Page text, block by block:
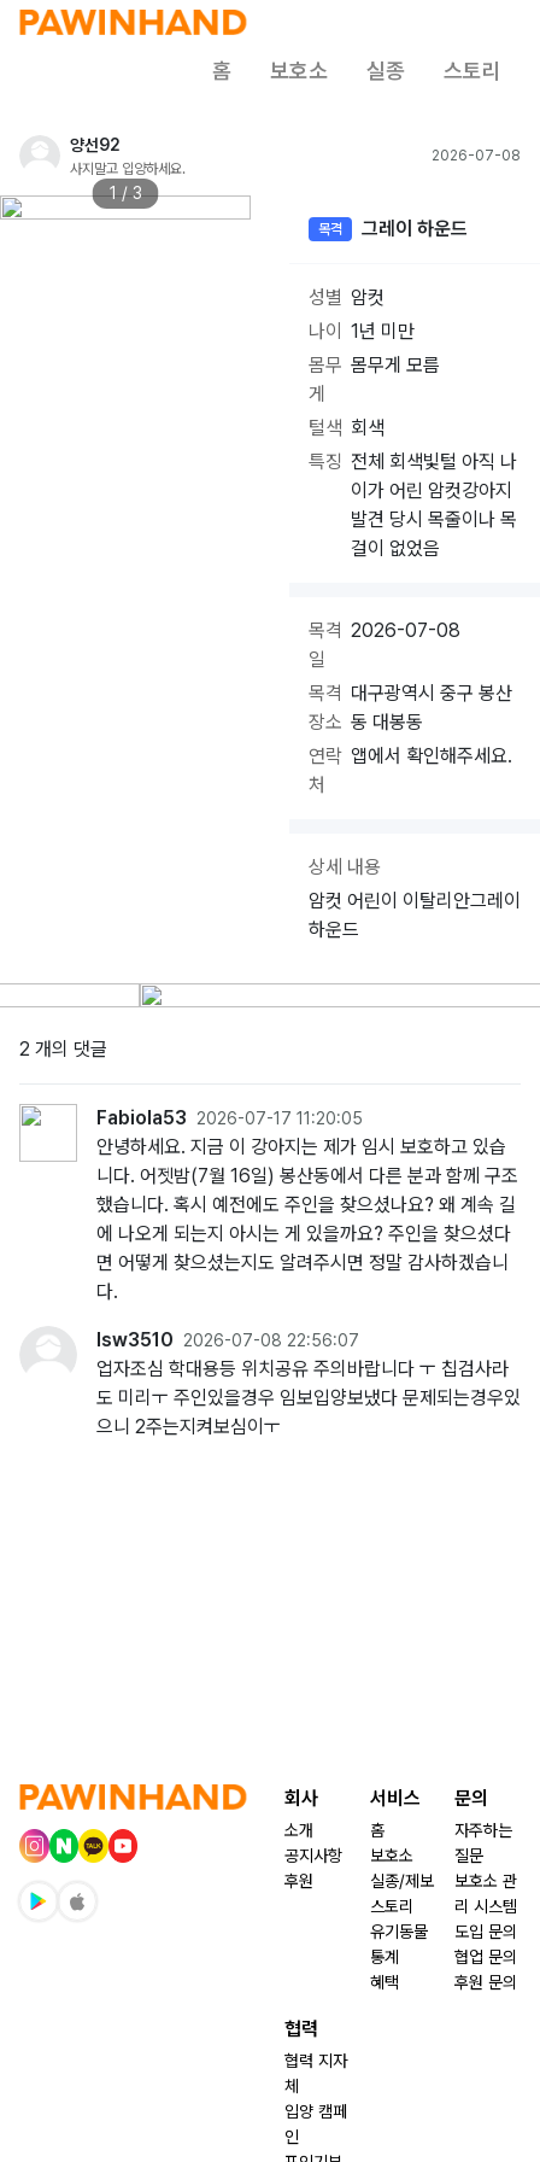
홈 보호소 실종 스토리
양선92
사지말고 입양하세요.
2026-07-08
1 / 3
목격 그레이 하운드
성별 암컷
나이
1년 미만
몸무
게
몸무게 모름
털색 회색
특징 전체 회색빛털 아직 나
이가 어린 암컷강아지
발견 당시 목줄이나 목
걸이 없었음
목격
일
2026-07-08
목격
장소
대구광역시 중구 봉산
동 대봉동
연락
처
앱에서 확인해주세요.
상세 내용
암컷 어린이 이탈리안그레이
하운드
2 개의 댓글
Fabiola53 2026-07-17 11:20:05
안녕하세요. 지금 이 강아지는 제가 임시 보호하고 있습
니다. 어젯밤(7월 16일) 봉산동에서 다른 분과 함께 구조
했습니다. 혹시 예전에도 주인을 찾으셨나요? 왜 계속 길
에 나오게 되는지 아시는 게 있을까요? 주인을 찾으셨다
면 어떻게 찾으셨는지도 알려주시면 정말 감사하겠습니
다.
lsw3510 2026-07-08 22:56:07
업자조심 학대용등 위치공유 주의바랍니다 ㅜ 칩검사라
도 미리ㅜ 주인있을경우 임보입양보냈다 문제되는경우있
으니 2주는지켜보심이ㅜ
회사
소개
공지사항
후원
서비스
홈
보호소
실종/제보
스토리
유기동물
통계
혜택
문의
자주하는
질문
보호소 관
리 시스템
도입 문의
협업 문의
후원 문의
협력
협력 지자
체
입양 캠페
인